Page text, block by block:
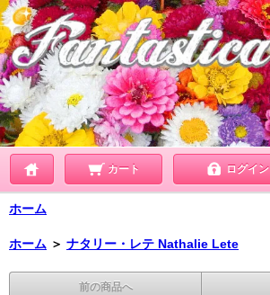
カート ログイン
ホーム
ホーム ＞ ナタリー・レテ Nathalie Lete
前の商品へ